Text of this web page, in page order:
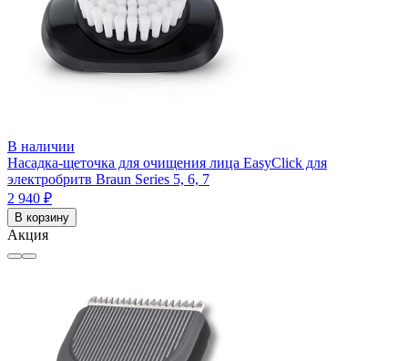
В наличии
Насадка-щеточка для очищения лица EasyClick для
электробритв Braun Series 5, 6, 7
2 940 ₽
В корзину
Акция